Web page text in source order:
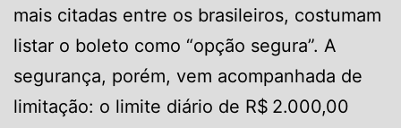
mais citadas entre os brasileiros, costumam
listar o boleto como “opção segura”. A
segurança, porém, vem acompanhada de
limitação: o limite diário de R$ 2.000,00